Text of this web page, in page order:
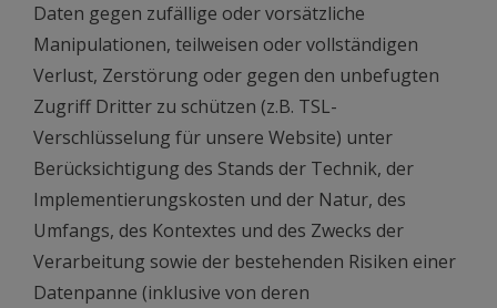
Daten gegen zufällige oder vorsätzliche
Manipulationen, teilweisen oder vollständigen
Verlust, Zerstörung oder gegen den unbefugten
Zugriff Dritter zu schützen (z.B. TSL-
Verschlüsselung für unsere Website) unter
Berücksichtigung des Stands der Technik, der
Implementierungskosten und der Natur, des
Umfangs, des Kontextes und des Zwecks der
Verarbeitung sowie der bestehenden Risiken einer
Datenpanne (inklusive von deren